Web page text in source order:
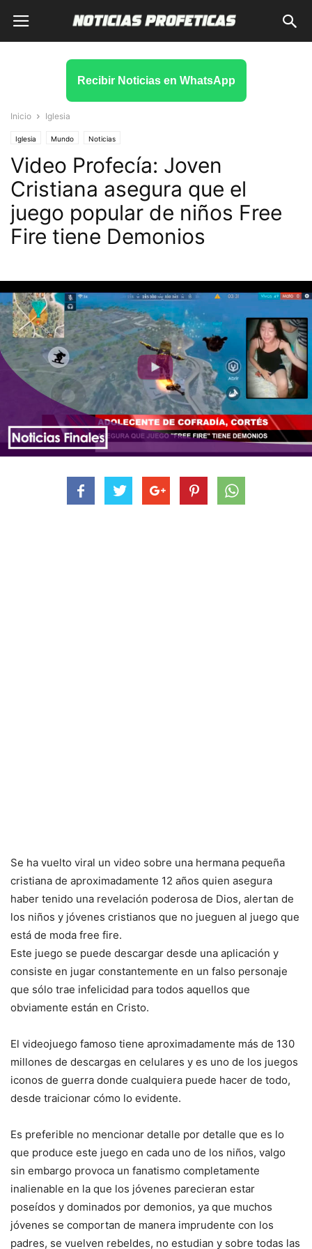
Recibir Noticias en WhatsApp
Inicio Iglesia
Iglesia Mundo Noticias
Video Profecía: Joven
Cristiana asegura que el
juego popular de niños Free
Fire tiene Demonios
Se ha vuelto viral un video sobre una hermana pequeña
cristiana de aproximadamente 12 años quien asegura
haber tenido una revelación poderosa de Dios, alertan de
los niños y jóvenes cristianos que no jueguen al juego que
está de moda free fire.
Este juego se puede descargar desde una aplicación y
consiste en jugar constantemente en un falso personaje
que sólo trae infelicidad para todos aquellos que
obviamente están en Cristo.
El videojuego famoso tiene aproximadamente más de 130
millones de descargas en celulares y es uno de los juegos
iconos de guerra donde cualquiera puede hacer de todo,
desde traicionar cómo lo evidente.
Es preferible no mencionar detalle por detalle que es lo
que produce este juego en cada uno de los niños, valgo
sin embargo provoca un fanatismo completamente
inalienable en la que los jóvenes parecieran estar
poseídos y dominados por demonios, ya que muchos
jóvenes se comportan de manera imprudente con los
padres, se vuelven rebeldes, no estudian y sobre todas las